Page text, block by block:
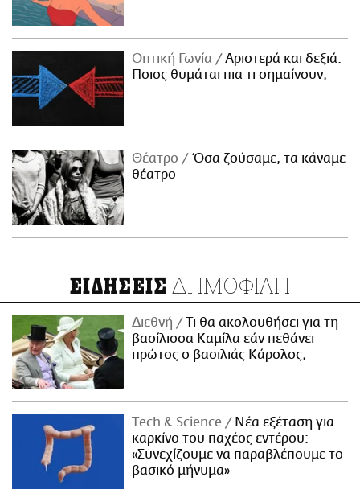
Οπτική Γωνία
Αριστερά και δεξιά:
Ποιος θυμάται πια τι σημαίνουν;
Θέατρο
Όσα ζούσαμε, τα κάναμε
θέατρο
ΕΙΔΗΣΕΙΣ ΔΗΜΟΦΙΛΗ
Διεθνή
Τι θα ακολουθήσει για τη
βασίλισσα Καμίλα εάν πεθάνει
πρώτος ο βασιλιάς Κάρολος;
Τech & Science
Νέα εξέταση για
καρκίνο του παχέος εντέρου:
«Συνεχίζουμε να παραβλέπουμε το
βασικό μήνυμα»